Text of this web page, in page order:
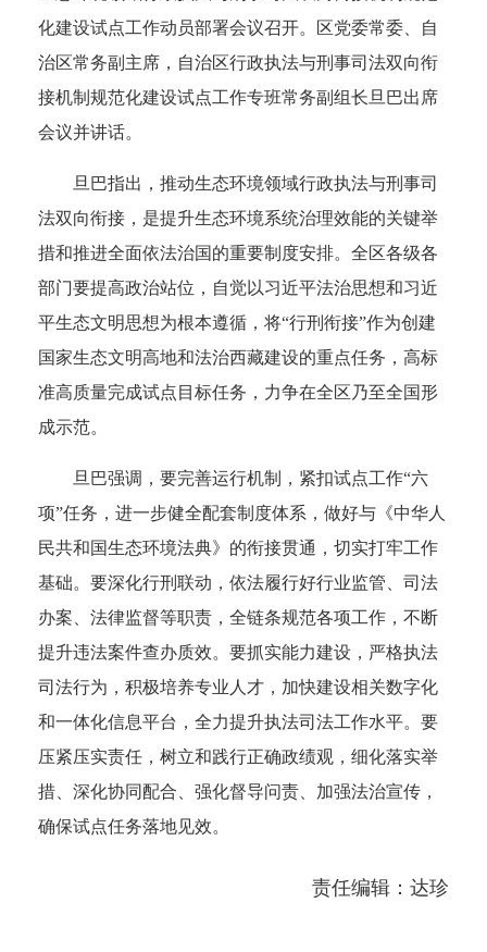
化建设试点工作动员部署会议召开。区党委常委、自
治区常务副主席，自治区行政执法与刑事司法双向衔
接机制规范化建设试点工作专班常务副组长旦巴出席
会议并讲话。
旦巴指出，推动生态环境领域行政执法与刑事司
法双向衔接，是提升生态环境系统治理效能的关键举
措和推进全面依法治国的重要制度安排。全区各级各
部门要提高政治站位，自觉以习近平法治思想和习近
平生态文明思想为根本遵循，将“行刑衔接”作为创建
国家生态文明高地和法治西藏建设的重点任务，高标
准高质量完成试点目标任务，力争在全区乃至全国形
成示范。
旦巴强调，要完善运行机制，紧扣试点工作“六
项”任务，进一步健全配套制度体系，做好与《中华人
民共和国生态环境法典》的衔接贯通，切实打牢工作
基础。要深化行刑联动，依法履行好行业监管、司法
办案、法律监督等职责，全链条规范各项工作，不断
提升违法案件查办质效。要抓实能力建设，严格执法
司法行为，积极培养专业人才，加快建设相关数字化
和一体化信息平台，全力提升执法司法工作水平。要
压紧压实责任，树立和践行正确政绩观，细化落实举
措、深化协同配合、强化督导问责、加强法治宣传，
确保试点任务落地见效。
责任编辑：达珍